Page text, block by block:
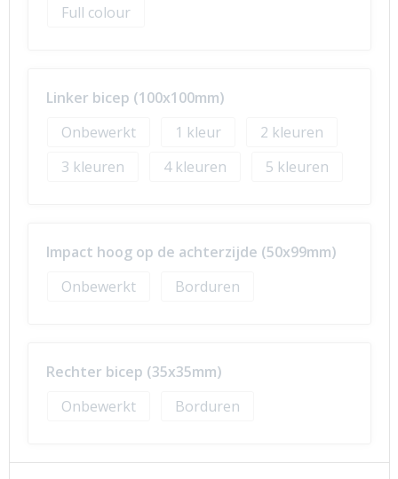
Full colour
Linker bicep (100x100mm)
Onbewerkt
1
2
3
4 5
Impact hoog op de achterzijde (50x99mm)
Onbewerkt
Borduren
Rechter bicep (35x35mm)
Onbewerkt
Borduren